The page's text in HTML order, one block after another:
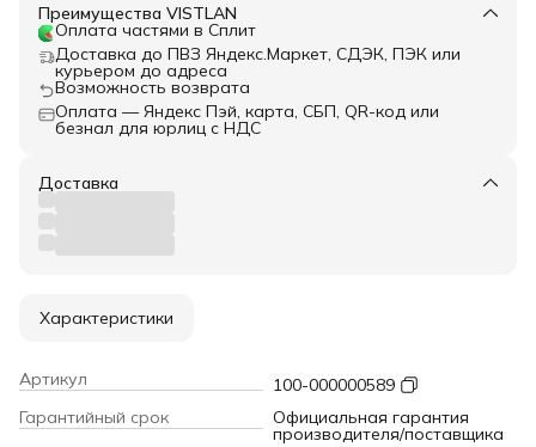
Преимущества VISTLAN
Оплата частями в Сплит
Доставка до ПВЗ Яндекс.Маркет, СДЭК, ПЭК или
курьером до адреса
Возможность возврата
Оплата — Яндекс Пэй, карта, СБП, QR-код или
безнал для юрлиц с НДС
Доставка
Характеристики
Артикул
100-000000589
Гарантийный срок
Официальная гарантия
производителя/поставщика